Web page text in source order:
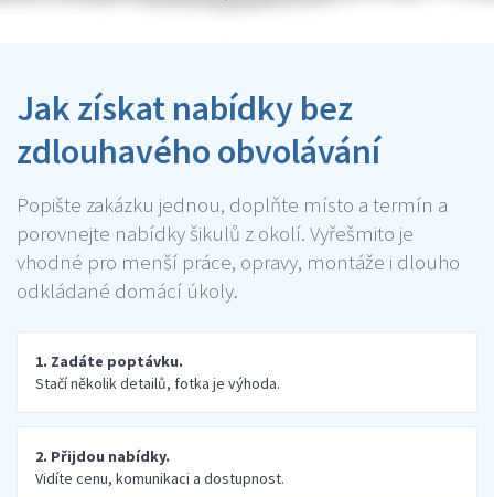
Jak získat nabídky bez
zdlouhavého obvolávání
Popište zakázku jednou, doplňte místo a termín a
porovnejte nabídky šikulů z okolí. Vyřešmito je
vhodné pro menší práce, opravy, montáže i dlouho
odkládané domácí úkoly.
1. Zadáte poptávku.
Stačí několik detailů, fotka je výhoda.
2. Přijdou nabídky.
Vidíte cenu, komunikaci a dostupnost.